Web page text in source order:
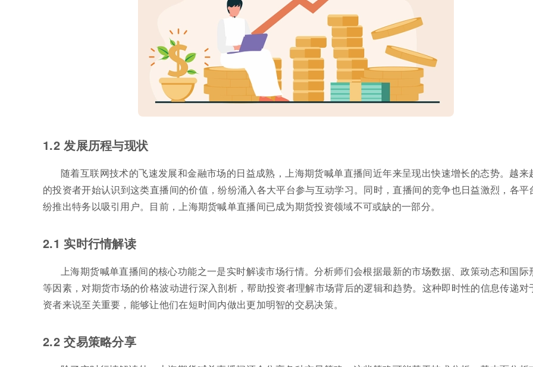
1.2 发展历程与现状
随着互联网技术的飞速发展和金融市场的日益成熟，上海期货喊单直播间近年来呈现出快速增长的态势。越来
的投资者开始认识到这类直播间的价值，纷纷涌入各大平台参与互动学习。同时，直播间的竞争也日益激烈，各平
纷推出特务以吸引用户。目前，上海期货喊单直播间已成为期货投资领域不可或缺的一部分。
2.1 实时行情解读
上海期货喊单直播间的核心功能之一是实时解读市场行情。分析师们会根据最新的市场数据、政策动态和国际
等因素，对期货市场的价格波动进行深入剖析，帮助投资者理解市场背后的逻辑和趋势。这种即时性的信息传递对
资者来说至关重要，能够让他们在短时间内做出更加明智的交易决策。
2.2 交易策略分享